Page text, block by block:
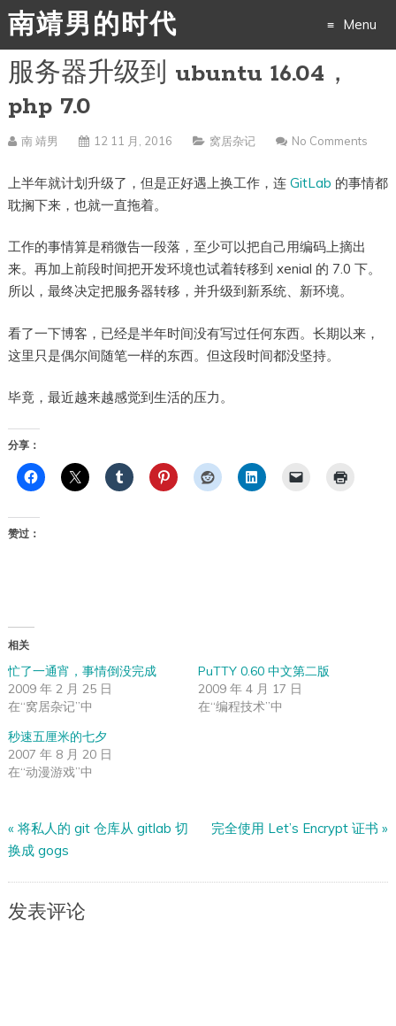
南靖男的时代 Menu
Skip
content
服务器升级到 ubuntu 16.04，
php 7.0
南 靖男 12 11 月, 2016 窝居杂记 No Comments
上半年就计划升级了，但是正好遇上换工作，连 GitLab 的事情都
耽搁下来，也就一直拖着。
工作的事情算是稍微告一段落，至少可以把自己用编码上摘出
来。再加上前段时间把开发环境也试着转移到 xenial 的 7.0 下。
所以，最终决定把服务器转移，并升级到新系统、新环境。
看了一下博客，已经是半年时间没有写过任何东西。长期以来，
这里只是偶尔间随笔一样的东西。但这段时间都没坚持。
毕竟，最近越来越感觉到生活的压力。
分享：
赞过：
相关
忙了一通宵，事情倒没完成
2009 年 2 月 25 日
在“窝居杂记”中
PuTTY 0.60 中文第二版
2009 年 4 月 17 日
在“编程技术”中
秒速五厘米的七夕
2007 年 8 月 20 日
在“动漫游戏”中
« 将私人的 git 仓库从 gitlab 切
换成 gogs
完全使用 Let’s Encrypt 证书 »
发表评论